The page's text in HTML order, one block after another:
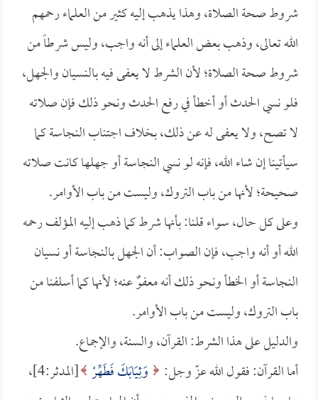
شروط صحة الصلاة، وهذا يذهب إليه كثير من العلماء رحمهم
الله تعالى، وذهب بعض العلماء إلى أنه واجب، وليس شرطاً من
شروط صحة الصلاة؛ لأن الشرط لا يعفى فيه بالنسيان والجهل،
فلو نسي الحدث أو أخطأ في رفع الحدث ونحو ذلك فإن صلاته
لا تصح، ولا يعفى له عن ذلك، بخلاف اجتناب النجاسة كما
سيأتينا إن شاء الله، فإنه لو نسي النجاسة أو جهلها كانت صلاته
صحيحة؛ لأنها من باب التروك، وليست من باب الأوامر.
وعلى كل حال، سواء قلنا: بأنها شرط كما ذهب إليه المؤلف رحمه
الله أو أنه واجب، فإن الصواب: أن الجهل بالنجاسة أو نسيان
النجاسة أو الخطأ ونحو ذلك أنه معفوٌ عنه؛ لأنها كما أسلفنا من
باب التروك، وليست من باب الأوامر.
والدليل على هذا الشرط: القرآن، والسنة، والإجماع.
أما القرآن: فقول الله عزّ وجل:
وَثِيَابَكَ فَطَهِّرْ
[المدثر:4]،